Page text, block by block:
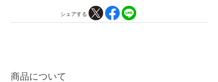
シェアする
商品について